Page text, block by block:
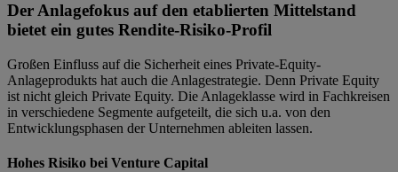
Der Anlagefokus auf den etablierten Mittelstand
bietet ein gutes Rendite-Risiko-Profil
Großen Einfluss auf die Sicherheit eines Private-Equity-
Anlageprodukts hat auch die Anlagestrategie. Denn Private Equity
ist nicht gleich Private Equity. Die Anlageklasse wird in Fachkreisen
in verschiedene Segmente aufgeteilt, die sich u.a. von den
Entwicklungsphasen der Unternehmen ableiten lassen.
Hohes Risiko bei Venture Capital